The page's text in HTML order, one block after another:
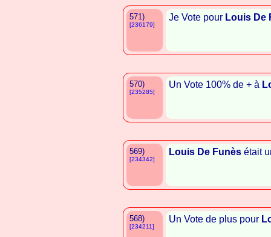
571)
[236179]
Je Vote pour Louis De
570)
[235285]
Un Vote 100% de + à
569)
[234342]
Louis De Funès était
568)
[234211]
Un Vote de plus pour